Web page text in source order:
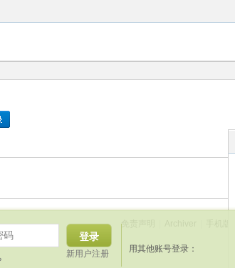
登录
新用户注册 用其他账号登录：
免责声明